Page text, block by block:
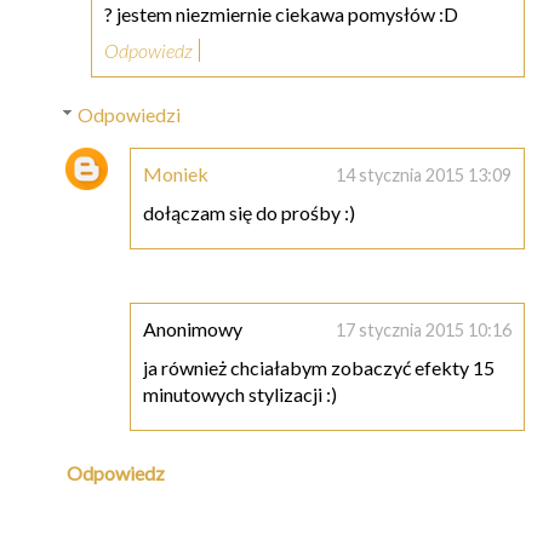
? jestem niezmiernie ciekawa pomysłów :D
Odpowiedz
Odpowiedzi
Moniek 14 stycznia 2015 13:09
dołączam się do prośby :)
Anonimowy 17 stycznia 2015 10:16
ja również chciałabym zobaczyć efekty 15
minutowych stylizacji :)
Odpowiedz